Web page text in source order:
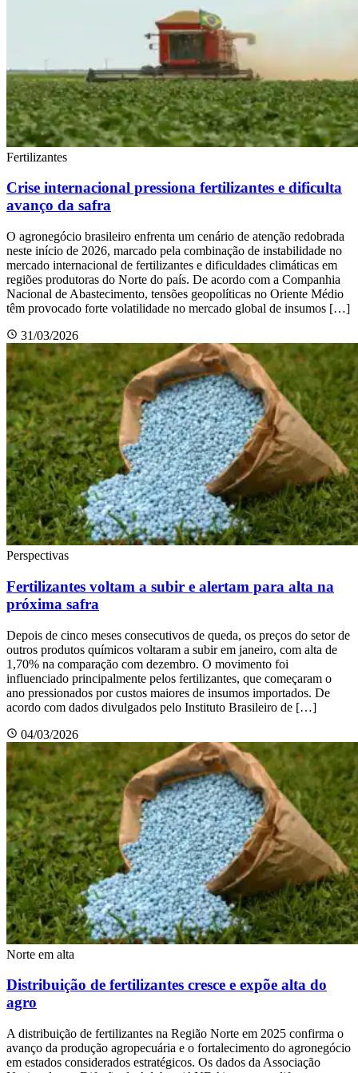
Fertilizantes
Crise internacional pressiona fertilizantes e dificulta
avanço da safra
O agronegócio brasileiro enfrenta um cenário de atenção redobrada
neste início de 2026, marcado pela combinação de instabilidade no
mercado internacional de fertilizantes e dificuldades climáticas em
regiões produtoras do Norte do país. De acordo com a Companhia
Nacional de Abastecimento, tensões geopolíticas no Oriente Médio
têm provocado forte volatilidade no mercado global de insumos […]
31/03/2026
Perspectivas
Fertilizantes voltam a subir e alertam para alta na
próxima safra
Depois de cinco meses consecutivos de queda, os preços do setor de
outros produtos químicos voltaram a subir em janeiro, com alta de
1,70% na comparação com dezembro. O movimento foi
influenciado principalmente pelos fertilizantes, que começaram o
ano pressionados por custos maiores de insumos importados. De
acordo com dados divulgados pelo Instituto Brasileiro de […]
04/03/2026
Norte em alta
Distribuição de fertilizantes cresce e expõe alta do
agro
A distribuição de fertilizantes na Região Norte em 2025 confirma o
avanço da produção agropecuária e o fortalecimento do agronegócio
em estados considerados estratégicos. Os dados da Associação